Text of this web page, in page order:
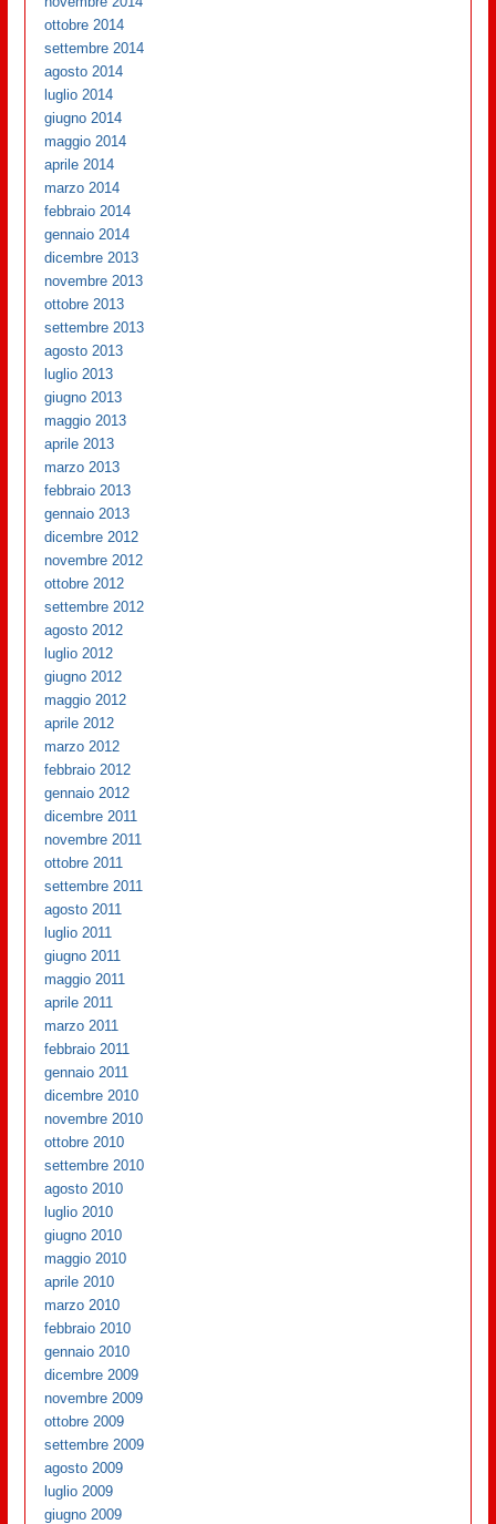
ottobre 2014
settembre 2014
agosto 2014
luglio 2014
giugno 2014
maggio 2014
aprile 2014
marzo 2014
febbraio 2014
gennaio 2014
dicembre 2013
novembre 2013
ottobre 2013
settembre 2013
agosto 2013
luglio 2013
giugno 2013
maggio 2013
aprile 2013
marzo 2013
febbraio 2013
gennaio 2013
dicembre 2012
novembre 2012
ottobre 2012
settembre 2012
agosto 2012
luglio 2012
giugno 2012
maggio 2012
aprile 2012
marzo 2012
febbraio 2012
gennaio 2012
dicembre 2011
novembre 2011
ottobre 2011
settembre 2011
agosto 2011
luglio 2011
giugno 2011
maggio 2011
aprile 2011
marzo 2011
febbraio 2011
gennaio 2011
dicembre 2010
novembre 2010
ottobre 2010
settembre 2010
agosto 2010
luglio 2010
giugno 2010
maggio 2010
aprile 2010
marzo 2010
febbraio 2010
gennaio 2010
dicembre 2009
novembre 2009
ottobre 2009
settembre 2009
agosto 2009
luglio 2009
giugno 2009